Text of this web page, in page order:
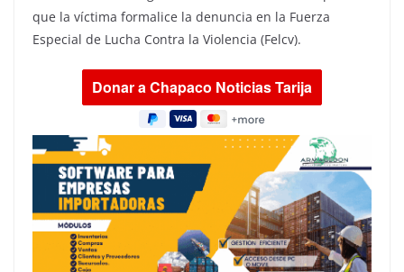
que la víctima formalice la denuncia en la Fuerza
Especial de Lucha Contra la Violencia (Felcv).